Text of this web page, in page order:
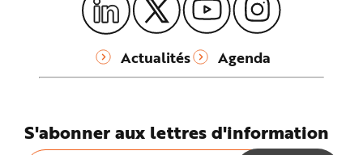
Actualités Agenda
S'abonner aux lettres d'information